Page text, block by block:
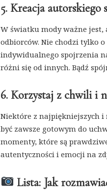
5. Kreacja autorskiego
W światku mody ważne
odbiorców. Nie chodzi tylko
indywidualnego spojrzenia
różni się od innych. Bądź
6. Korzystaj z chwili i
Niektóre z najpiękniejszych
być zawsze gotowym do
momenty, które są
autentyczności i emocji na
Lista: Jak